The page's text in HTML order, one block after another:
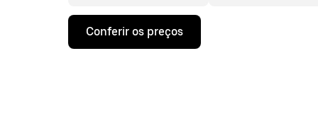
Pressione
seta
Conferir os preços